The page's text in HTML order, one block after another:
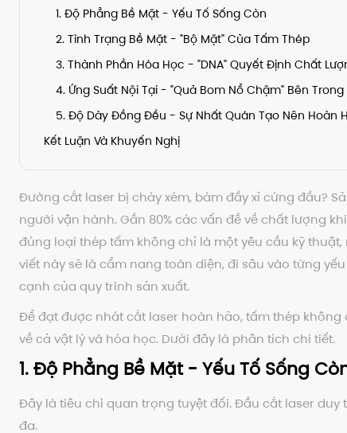
1. Độ Phẳng Bề Mặt - Yếu Tố Sống Còn
2. Tình Trạng Bề Mặt - "Bộ Mặt" Của Tấm Thép
3. Thành Phần Hóa Học - "DNA" Quyết Định Chất
4. Ứng Suất Nội Tại - "Quả Bom Nổ Chậm" Bên Trong
5. Độ Dày Đồng Đều - Sự Nhất Quán Tạo Nên Hoàn
Kết Luận Và Khuyến Nghị
Đường cắt laser bị cháy xém, bám đầy xỉ cứng đầu?
người vận hành. Gần 80% các vấn đề về chất lượng
đúng loại thép tấm không chỉ là một yêu cầu kỹ
viết này sẽ là cẩm nang toàn diện, đi sâu vào từng
cạnh của quy trình sản xuất.
Để đạt được nhát cắt laser hoàn hảo, tấm thép
về cả vật lý và hóa học. Dưới đây là phân tích chi tiết.
1. Độ Phẳng Bề Mặt - Yếu Tố Sống
Đây là tiêu chí quan trọng tuyệt đối. Đầu cắt laser
đa.